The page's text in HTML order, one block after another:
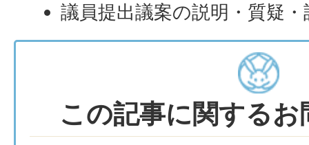
議員提出議案の説明・質疑
この記事に関する